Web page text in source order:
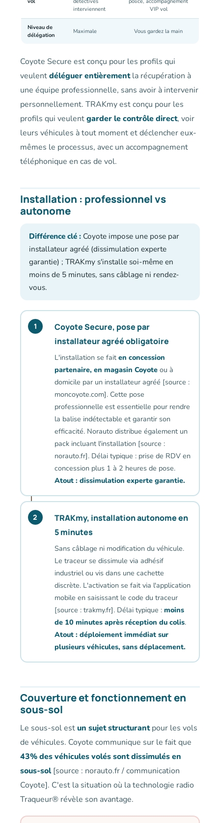
interviennent
VIP vol
Niveau de
délégation
Maximale Vous gardez la main
Coyote Secure est conçu pour les profils qui
veulentdéléguer entièrementla récupération à
une équipe professionnelle, sans avoir à intervenir
personnellement. TRAKmy est conçu pour les
profils qui veulentgarder le contrôle direct, voir
leurs véhicules à tout moment et déclencher eux-
mêmes le processus, avec un accompagnement
téléphonique en cas de vol.
Installation : professionnel vs
autonome
Différence clé : Coyote impose une pose par
installateur agréé (dissimulation experte
garantie) ; TRAKmy s'installe soi-même en
moins de 5 minutes, sans câblage ni rendez-
vous.
1
Coyote Secure, pose par
installateur agréé obligatoire
L'installation se fait en concession
partenaire, en magasin Coyoteou à
domicile par un installateur agréé [source :
moncoyote.com]. Cette pose
professionnelle est essentielle pour rendre
la balise indétectable et garantir son
efficacité. Norauto distribue également un
pack incluant l'installation [source :
norauto.fr]. Délai typique : prise de RDV en
concession plus 1 à 2 heures de pose.
Atout : dissimulation experte garantie.
2
TRAKmy, installation autonome en
5 minutes
Sans câblage ni modification du véhicule.
Le traceur se dissimule via adhésif
industriel ou vis dans une cachette
discrète. L'activation se fait via l'application
mobile en saisissant le code du traceur
[source : trakmy.fr]. Délai typique : moins
de 10 minutes après réception du colis.
Atout : déploiement immédiat sur
plusieurs véhicules, sans déplacement.
Couverture et fonctionnement en
sous-sol
Le sous-sol estun sujet structurantpour les vols
de véhicules. Coyote communique sur le fait que
43% des véhicules volés sont dissimulés en
sous-sol[source : norauto.fr / communication
Coyote]. C'est la situation où la technologie radio
Traqueur® révèle son avantage.